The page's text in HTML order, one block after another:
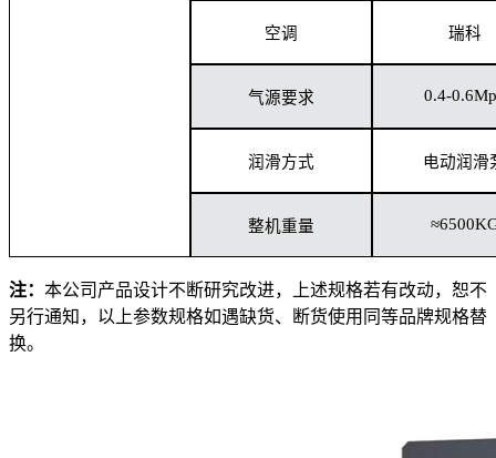
空调 瑞科
气源要求 0.4-
润滑方式 电动润滑
整机重量
注： 本公司产品设计不断研究改进，上述规格若有改动，恕不
另行通知，以上参数规格如遇缺货、断货使用同等品牌规格替
换。